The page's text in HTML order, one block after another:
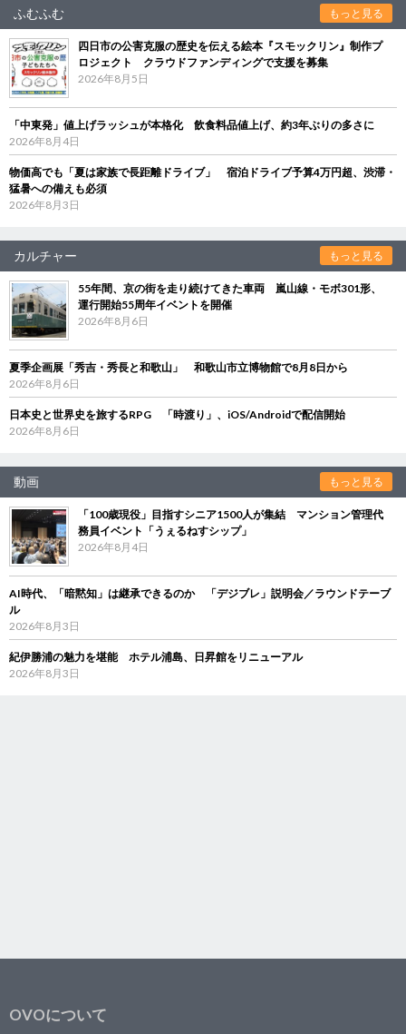
ふむふむ もっと見る
四日市の公害克服の歴史を伝える絵本『スモックリン』制作プ
ロジェクト クラウドファンディングで支援を募集
2026年8月5日
「中東発」値上げラッシュが本格化 飲食料品値上げ、約3年ぶりの多さに
2026年8月4日
物価高でも「夏は家族で長距離ドライブ」 宿泊ドライブ予算4万円超、渋滞・
猛暑への備えも必須
2026年8月3日
カルチャー もっと見る
55年間、京の街を走り続けてきた車両 嵐山線・モボ301形、
運行開始55周年イベントを開催
2026年8月6日
夏季企画展「秀吉・秀長と和歌山」 和歌山市立博物館で8月8日から
2026年8月6日
日本史と世界史を旅するRPG 「時渡り」、iOS/Androidで配信開始
2026年8月6日
動画 もっと見る
「100歳現役」目指すシニア1500人が集結 マンション管理代
務員イベント「うぇるねすシップ」
2026年8月4日
AI時代、「暗黙知」は継承できるのか 「デジブレ」説明会／ラウンドテーブ
ル
2026年8月3日
紀伊勝浦の魅力を堪能 ホテル浦島、日昇館をリニューアル
2026年8月3日
OVOについて